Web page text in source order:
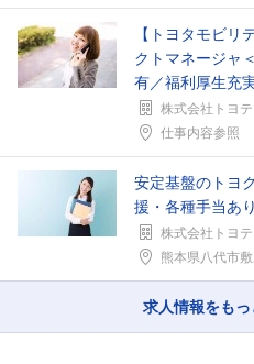
【トヨタモビリ
クトマネージャ
有／福利厚生充
株式会社トヨ
仕事内容参照
安定基盤のトヨ
援・各種手当あ
株式会社トヨ
熊本県八代市敷
求人情報をも